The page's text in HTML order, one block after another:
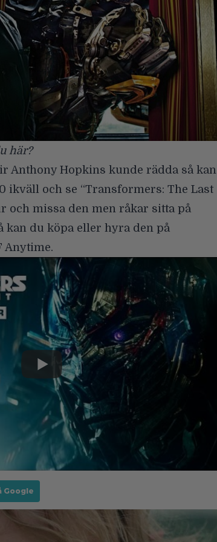
här?
Anthony Hopkins kunde rädda så kan
ikväll och se “Transformers: The Last
och missa den men råkar sitta på
kan du köpa eller hyra den på
Anytime.
Google